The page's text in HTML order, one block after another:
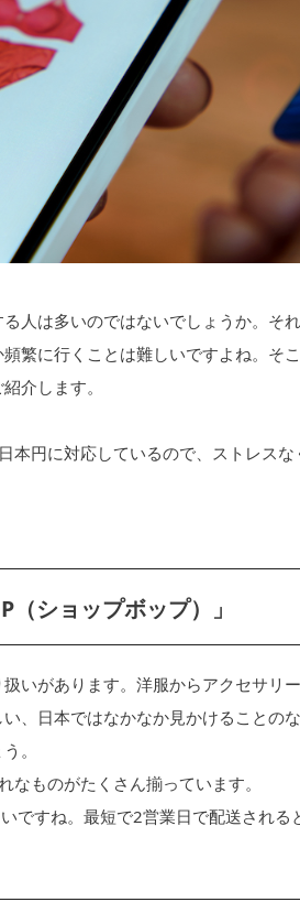
人は多いのではないでしょうか。そ
繁に行くことは難しいですよね。そ
介します。
円に対応しているので、ストレス
ショップボップ）」
いがあります。洋服からアクセサリ
、日本ではなかなか見かけることの
。
ものがたくさん揃っています。
すね。最短で2営業日で配送される